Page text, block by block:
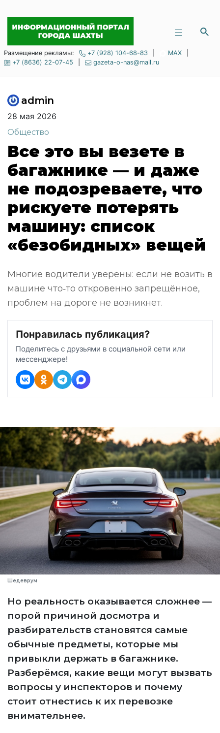
Размещение рекламы: +7 (928) 104-68-83 MAX
+7 (8636) 22-07-45
gazeta-o-nas@mail.ru
admin
28 мая 2026
Общество
Все это вы везете в
багажнике — и даже
не подозреваете, что
рискуете потерять
машину: список
«безобидных» вещей
Многие водители уверены: если не возить в
машине что‑то откровенно запрещённое,
проблем на дороге не возникнет.
Понравилась публикация?
Поделитесь с друзьями в социальной сети или
мессенджере!
Шедеврум
Но реальность оказывается сложнее —
порой причиной досмотра и
разбирательств становятся самые
обычные предметы, которые мы
привыкли держать в багажнике.
Разберёмся, какие вещи могут вызвать
вопросы у инспекторов и почему
стоит отнестись к их перевозке
внимательнее.